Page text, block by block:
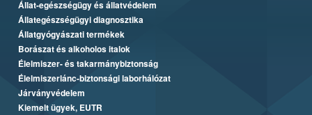
Állat-egészségügy és állatvédelem
Állategészségügyi diagnosztika
Állatgyógyászati termékek
Borászat és alkoholos italok
Élelmiszer- és takarmánybiztonság
Élelmiszerlánc-biztonsági laborhálózat
Járványvédelem
Kiemelt ügyek, EUTR